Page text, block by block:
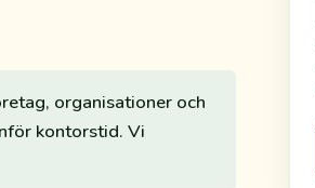
organisationer och
kontorstid. Vi